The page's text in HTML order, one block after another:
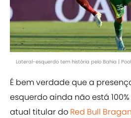
Lateral-esquerdo tem história pelo Bahia |
É bem verdade que a
esquerdo ainda não está
atual titular do Red Bull